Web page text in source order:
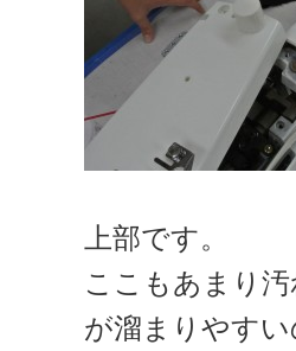
上部です。
ここもあまり
が溜まりやす